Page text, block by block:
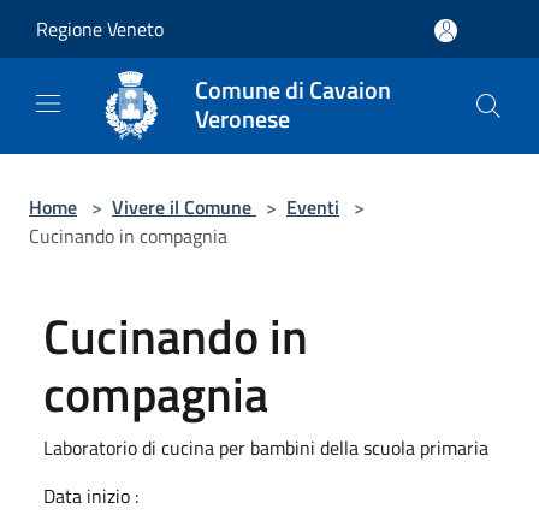
Regione Veneto
Comune di Cavaion
Veronese
Home > Vivere il Comune > Eventi >
Cucinando in compagnia
Cucinando in
compagnia
Laboratorio di cucina per bambini della scuola primaria
Data inizio :